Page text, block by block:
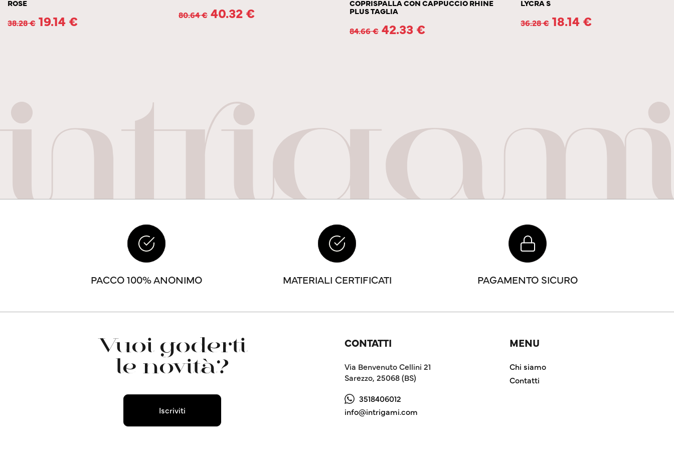
ROSE
38.28€ 19.14 € 80.64€ 40.32 €
COPRISPALLA CON CAPPUCCIO RHINE
PLUS TAGLIA
84.66€ 42.33 €
LYCRA S
36.28€ 18.14 €
PACCO 100% ANONIMO MATERIALI CERTIFICATI PAGAMENTO SICURO
Vuoi goderti
le novità?
Iscriviti
CONTATTI
Via Benvenuto Cellini 21
Sarezzo, 25068 (BS)
3518406012
info@intrigami.com
MENU
Chi siamo
Contatti